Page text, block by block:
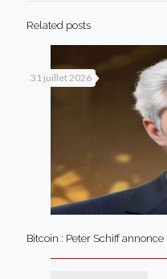
Related posts
31 juillet 2026
Bitcoin : Peter Schiff